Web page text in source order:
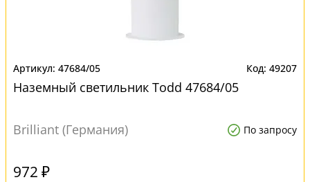
47684/05 49207
Наземный светильник Todd 47684/05
Brilliant (Германия) По запросу
972 ₽